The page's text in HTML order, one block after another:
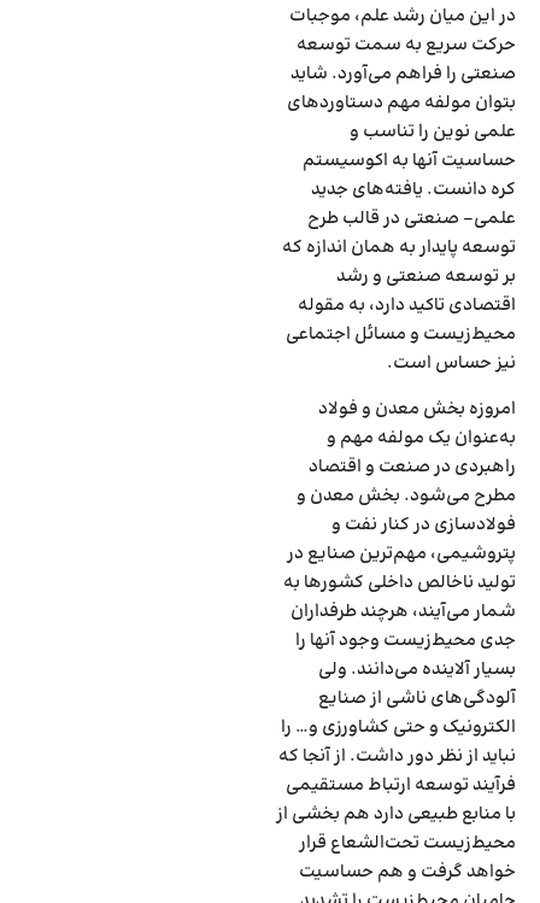
در این میان رشد علم، موجبات
حرکت سریع به سمت توسعه
صنعتی را فراهم می‌‌‌آورد. شاید
بتوان مولفه مهم دستاوردهای
علمی نوین را تناسب و
حساسیت آنها به اکوسیستم
کره دانست. یافته‌‌‌های جدید
علمی- صنعتی در قالب طرح
توسعه پایدار به همان اندازه که
بر توسعه صنعتی و رشد
اقتصادی تاکید دارد، به مقوله
محیط‌زیست و مسائل اجتماعی
نیز حساس است.
امروزه بخش معدن و فولاد
به‌عنوان یک مولفه مهم و
راهبردی در صنعت و اقتصاد
مطرح می‌شود. بخش معدن و
فولادسازی در کنار نفت و
پتروشیمی، مهم‌ترین صنایع در
تولید ناخالص داخلی کشورها به
شمار می‌‌‌آیند، هرچند طرفداران
جدی محیط‌زیست وجود آنها را
بسیار آلاینده می‌‌‌دانند. ولی
آلودگی‌‌‌های ناشی از صنایع
الکترونیک و حتی کشاورزی و… را
نباید از نظر دور داشت. از آنجا که
فرآیند توسعه ارتباط مستقیمی
با منابع طبیعی دارد هم بخشی از
محیط‌زیست تحت‌الشعاع قرار
خواهد گرفت و هم حساسیت